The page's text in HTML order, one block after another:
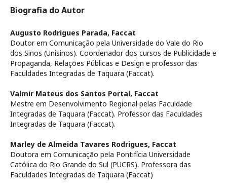
Biografia do Autor
Augusto Rodrigues Parada, Faccat
Doutor em Comunicação pela Universidade do Vale do Rio
dos Sinos (Unisinos). Coordenador dos cursos de Publicidade e
Propaganda, Relações Públicas e Design e professor das
Faculdades Integradas de Taquara (Faccat).
Valmir Mateus dos Santos Portal, Faccat
Mestre em Desenvolvimento Regional pelas Faculdade
Integradas de Taquara (Faccat). Professor das Faculdades
Integradas de Taquara (Faccat).
Marley de Almeida Tavares Rodrigues, Faccat
Doutora em Comunicação pela Pontifícia Universidade
Católica do Rio Grande do Sul (PUCRS). Professora das
Faculdades Integradas de Taquara (Faccat)